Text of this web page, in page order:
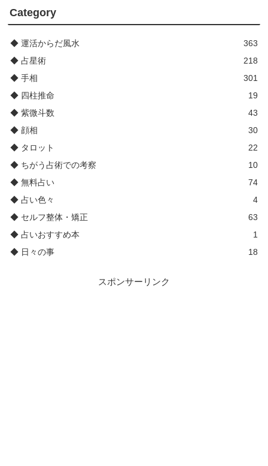
Category
◆ 運活からだ風水
363
◆ 占星術
218
◆ 手相
301
◆ 四柱推命
19
◆ 紫微斗数
43
◆ 顔相
30
◆ タロット
22
◆ ちがう占術での考察
10
◆ 無料占い
74
◆ 占い色々
4
◆ セルフ整体・矯正
63
◆ 占いおすすめ本
1
◆ 日々の事
18
スポンサーリンク